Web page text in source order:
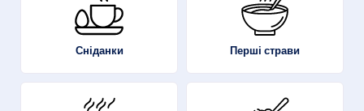
Сніданки Перші страви